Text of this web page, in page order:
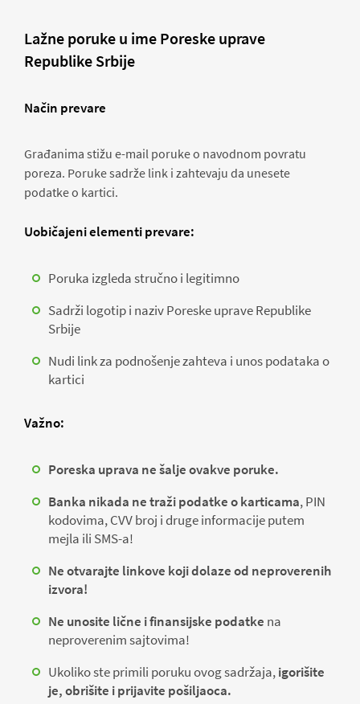
Lažne poruke u ime Poreske uprave
Republike Srbije
Način prevare
Građanima stižu e-mail poruke o navodnom povratu
poreza. Poruke sadrže link i zahtevaju da unesete
podatke o kartici.
Uobičajeni elementi prevare:
Poruka izgleda stručno i legitimno
Sadrži logotip i naziv Poreske uprave Republike
Srbije
Nudi link za podnošenje zahteva i unos podataka o
kartici
Važno:
Poreska uprava ne šalje ovakve poruke.
Banka nikada ne traži podatke o karticama, PIN
kodovima, CVV broj i druge informacije putem
mejla ili SMS-a!
Ne otvarajte linkove koji dolaze od neproverenih
izvora!
Ne unosite lične i finansijske podatke na
neproverenim sajtovima!
Ukoliko ste primili poruku ovog sadržaja,igorišite
je, obrišite i prijavite pošiljaoca.